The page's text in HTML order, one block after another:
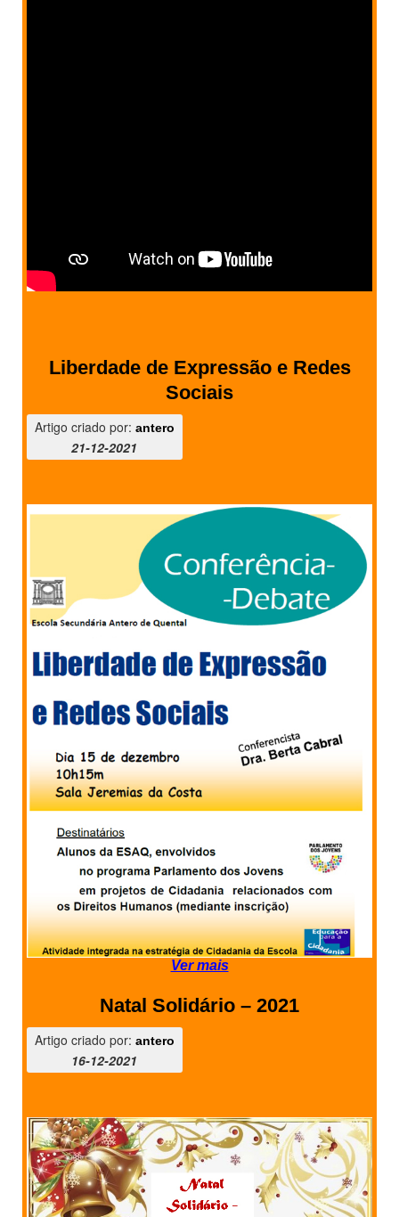
Liberdade de Expressão e Redes
Sociais
Artigo criado por: antero
21-12-2021
Ver mais
Natal Solidário – 2021
Artigo criado por: antero
16-12-2021